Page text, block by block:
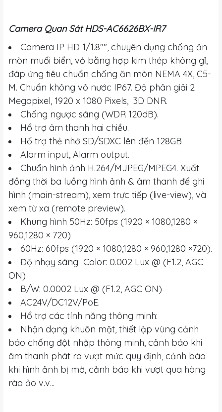
Camera Quan Sát HDS-AC6626BX-IR7
Camera IP HD 1/1.8"", chuyên dụng chống ăn
mòn muối biển, vỏ bằng hợp kim thép không gỉ,
đáp ứng tiêu chuẩn chống ăn mòn NEMA 4X, C5-
M. Chuẩn không vô nước IP67. Độ phân giải 2
Megapixel, 1920 x 1080 Pixels, 3D DNR.
Chống ngược sáng (WDR 120dB).
Hổ trợ âm thanh hai chiều.
Hổ trợ thẻ nhớ SD/SDXC lên đến 128GB
Alarm input, Alarm output.
Chuẩn hình ảnh H.264/MJPEG/MPEG4. Xuất
đồng thời ba luồng hình ảnh & âm thanh để ghi
hình (main-stream), xem trực tiếp (live-view), và
xem từ xa (remote preview).
Khung hình 50Hz: 50fps (1920 × 1080,1280 ×
960,1280 × 720)
60Hz: 60fps (1920 × 1080,1280 × 960,1280 ×720).
Độ nhạy sáng Color: 0.002 Lux @ (F1.2, AGC
ON)
B/W: 0.0002 Lux @ (F1.2, AGC ON)
AC24V/DC12V/PoE.
Hổ trợ các tính năng thông minh:
Nhận dạng khuôn mặt, thiết lập vùng cảnh
báo chống đột nhập thông minh, cảnh báo khi
âm thanh phát ra vượt mức quy định, cảnh báo
khi hình ảnh bị mờ, cảnh báo khi vượt qua hàng
rào ảo v.v...